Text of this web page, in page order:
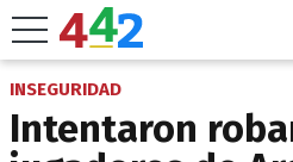
INSEGURIDAD
Intentaron